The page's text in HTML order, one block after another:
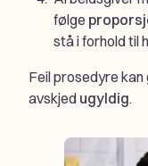
følge
stå i forhold til
Feil prosedyre
avskjed ugyldig.